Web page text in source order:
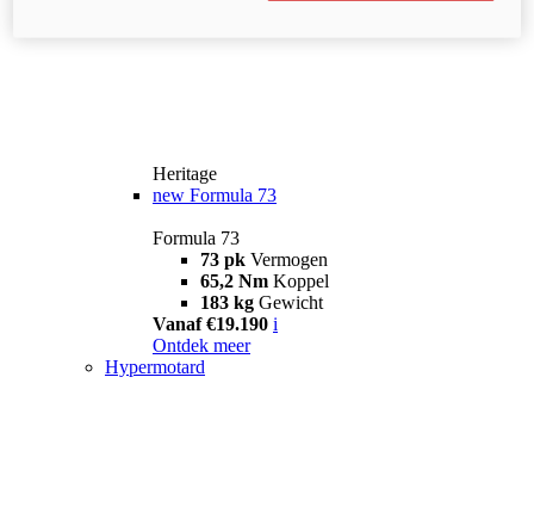
Heritage
new Formula 73
Formula 73
73 pk Vermogen
65,2 Nm Koppel
183 kg Gewicht
Vanaf €19.190 i
Ontdek meer
Hypermotard